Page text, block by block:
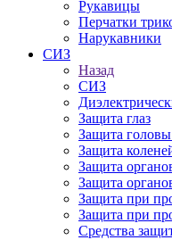
Рукавицы
Перчатки
Нарукавники
СИЗ
Назад
СИЗ
Защита глаз
Защита
Защита
Защита
Защита
Защита при
Защита при
Средства